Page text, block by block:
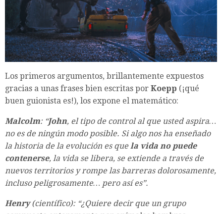
Los primeros argumentos, brillantemente expuestos
gracias a unas frases bien escritas por Koepp (¡qué
buen guionista es!), los expone el matemático:
Malcolm: “John, el tipo de control al que usted aspira…
no es de ningún modo posible. Si algo nos ha enseñado
la historia de la evolución es quela vida no puede
contenerse, la vida se libera, se extiende a través de
nuevos territorios y rompe las barreras dolorosamente,
incluso peligrosamente… pero así es”.
Henry(científico): “¿Quiere decir que un grupo